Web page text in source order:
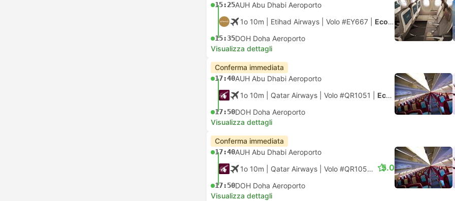
15:25AUH Abu Dhabi Aeroporto
1o 10m | Etihad Airways Volo #EY667 Economy
15:35DOH Doha Aeroporto
Visualizza dettagli
Conferma immediata
17:40AUH Abu Dhabi Aeroporto
1o 10m | Qatar Airways Volo #QR1051 Economy
17:50DOH Doha Aeroporto
Visualizza dettagli
Conferma immediata
17:40AUH Abu Dhabi Aeroporto
1o 10m | Qatar Airways Volo #QR1051 | Economy
17:50DOH Doha Aeroporto
5.0
Visualizza dettagli